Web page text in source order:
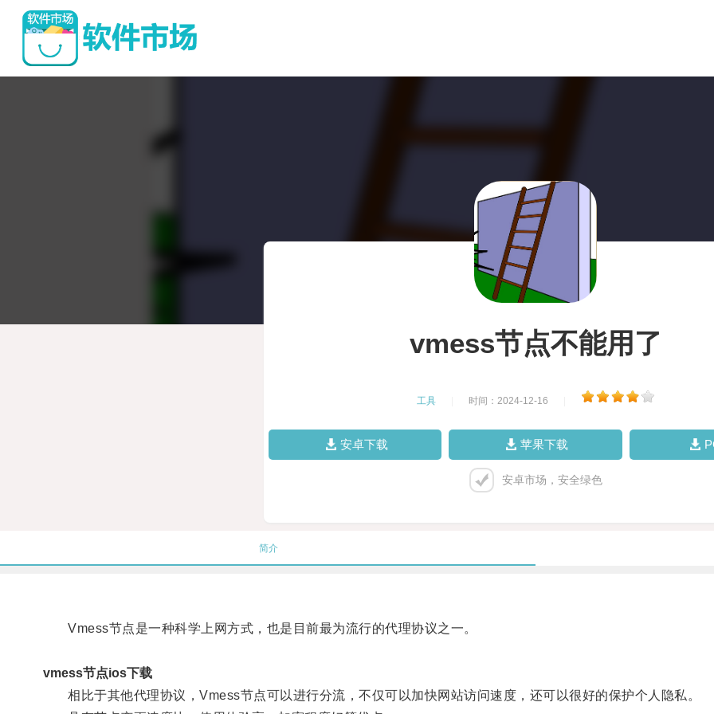
vmess节点不能用了
工具 时间：2024-12-16
安卓下载 苹果下载
安卓市场，安全绿色
简介
Vmess节点是一种科学上网方式，也是目前最为流行的代理协议之一。
vmess节点ios下载
相比于其他代理协议，Vmess节点可以进行分流，不仅可以加快网站访问速度，还可以很好的保护个人隐私。